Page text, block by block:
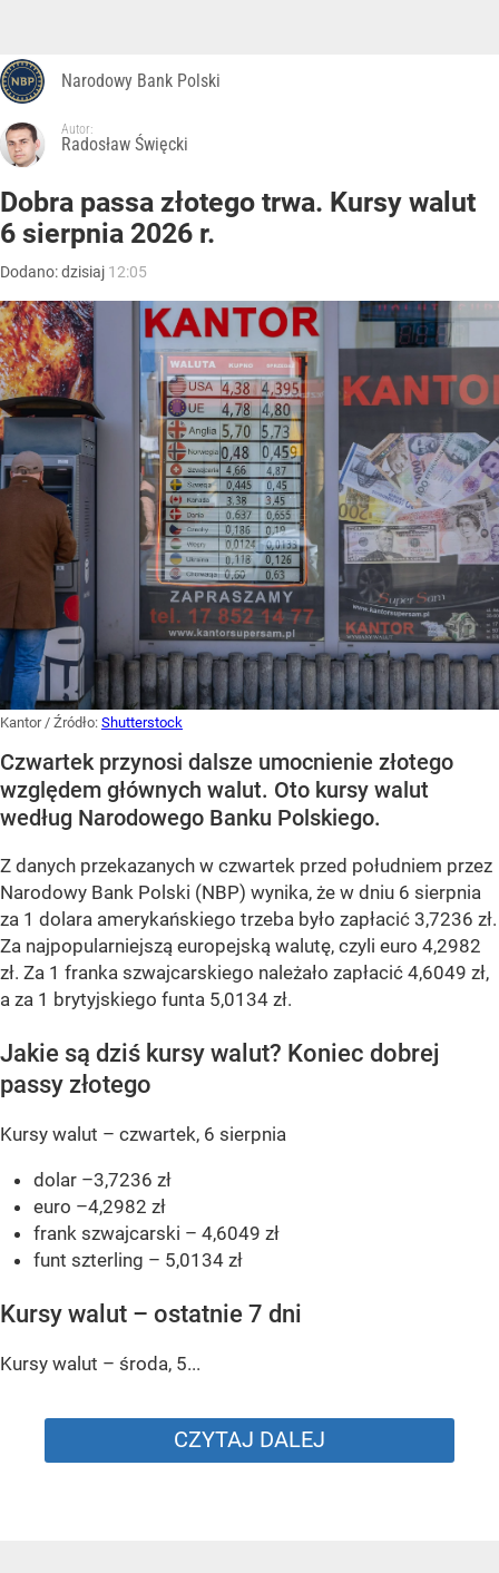
Narodowy Bank Polski
Autor:
Radosław Święcki
Dobra passa złotego trwa. Kursy walut
6 sierpnia 2026 r.
Dodano:dzisiaj 12:05
Kantor / Źródło: Shutterstock
Czwartek przynosi dalsze umocnienie złotego
względem głównych walut. Oto kursy walut
według Narodowego Banku Polskiego.
Z danych przekazanych w czwartek przed południem przez
Narodowy Bank Polski (NBP) wynika, że w dniu 6 sierpnia
za 1 dolara amerykańskiego trzeba było zapłacić 3,7236 zł.
Za najpopularniejszą europejską walutę, czyli euro 4,2982
zł. Za 1 franka szwajcarskiego należało zapłacić 4,6049 zł,
a za 1 brytyjskiego funta 5,0134 zł.
Jakie są dziś kursy walut? Koniec dobrej
passy złotego
Kursy walut – czwartek, 6 sierpnia
dolar –3,7236 zł
euro –4,2982 zł
frank szwajcarski – 4,6049 zł
funt szterling – 5,0134 zł
Kursy walut – ostatnie 7 dni
Kursy walut – środa, 5...
CZYTAJ DALEJ